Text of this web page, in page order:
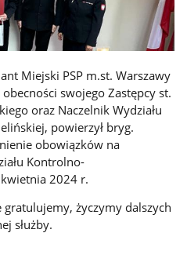
Miejski PSP m.st. Warszawy
swojego Zastępcy st.
oraz Naczelnik Wydziału
powierzył bryg.
obowiązków na
Kontrolno-
2024 r.
gratulujemy, życzymy dalszych
służby.